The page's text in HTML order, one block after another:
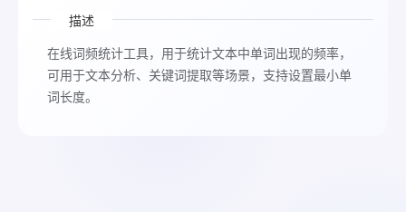
描述
在线词频统计工具，用于统计文本中单词出现的频率，
可用于文本分析、关键词提取等场景，支持设置最小单
词长度。